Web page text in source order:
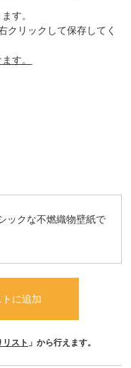
す。
クリックして保存してく
す。
ックな不燃織物壁紙で
に追加
リスト 」から行えます。